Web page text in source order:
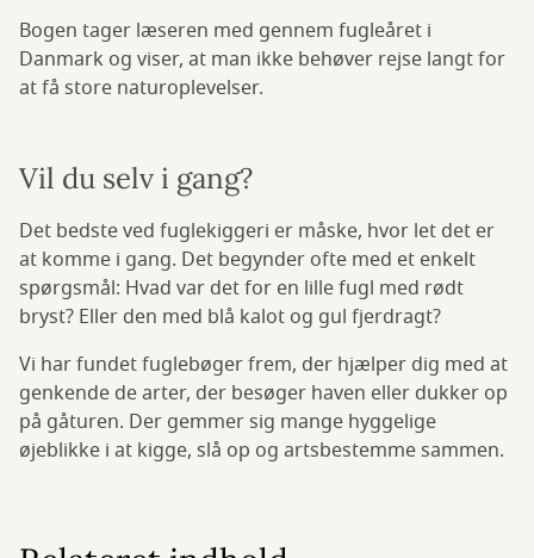
Bogen tager læseren med gennem fugleåret i
Danmark og viser, at man ikke behøver rejse langt for
at få store naturoplevelser.
Vil du selv i gang?
Det bedste ved fuglekiggeri er måske, hvor let det er
at komme i gang. Det begynder ofte med et enkelt
spørgsmål: Hvad var det for en lille fugl med rødt
bryst? Eller den med blå kalot og gul fjerdragt?
Vi har fundet fuglebøger frem, der hjælper dig med at
genkende de arter, der besøger haven eller dukker op
på gåturen. Der gemmer sig mange hyggelige
øjeblikke i at kigge, slå op og artsbestemme sammen.